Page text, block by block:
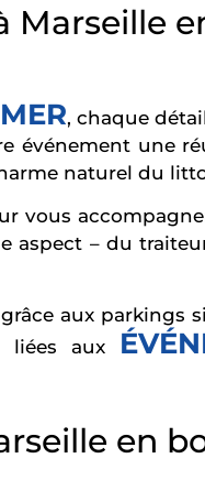
Marseille
, chaque
événement une
naturel du
vous
aspect – du
aux parkings
liées aux
en